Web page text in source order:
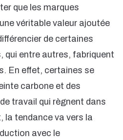
que les marques
véritable valeur ajoutée
de certaines
qui entre autres, fabriquent
En effet, certaines se
carbone et des
travail qui règnent dans
la tendance va vers la
avec le